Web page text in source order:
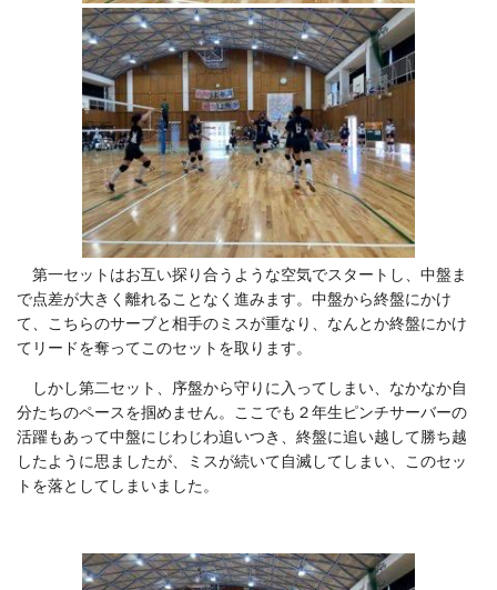
第一セットはお互い探り合うような空気でスタートし、中盤ま
で点差が大きく離れることなく進みます。中盤から終盤にかけ
て、こちらのサーブと相手のミスが重なり、なんとか終盤にかけ
てリードを奪ってこのセットを取ります。
しかし第二セット、序盤から守りに入ってしまい、なかなか自
分たちのペースを掴めません。ここでも２年生ピンチサーバーの
活躍もあって中盤にじわじわ追いつき、終盤に追い越して勝ち越
したように思ましたが、ミスが続いて自滅してしまい、このセッ
トを落としてしまいました。